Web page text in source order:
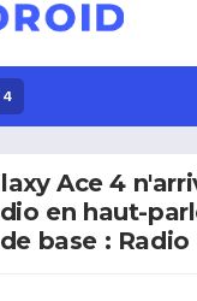
4
Ace 4
en haut-
base : Radio